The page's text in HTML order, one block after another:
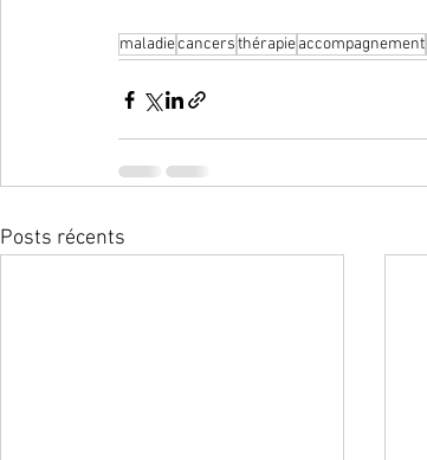
maladiecancersthérapieaccompagnement
Posts récents